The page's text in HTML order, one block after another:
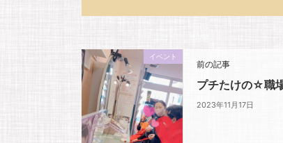
イベント
前の記事
プチたけの☆職
2023年11月17日